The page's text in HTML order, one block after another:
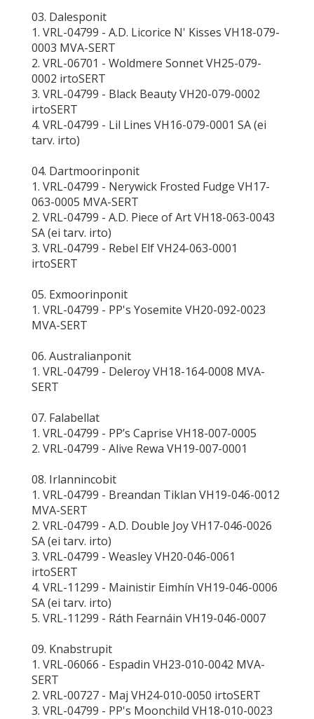
03. Dalesponit
1. VRL-04799 - A.D. Licorice N' Kisses VH18-079-
0003 MVA-SERT
2. VRL-06701 - Woldmere Sonnet VH25-079-
0002 irtoSERT
3. VRL-04799 - Black Beauty VH20-079-0002
irtoSERT
4. VRL-04799 - Lil Lines VH16-079-0001 SA (ei
tarv. irto)
04. Dartmoorinponit
1. VRL-04799 - Nerywick Frosted Fudge VH17-
063-0005 MVA-SERT
2. VRL-04799 - A.D. Piece of Art VH18-063-0043
SA (ei tarv. irto)
3. VRL-04799 - Rebel Elf VH24-063-0001
irtoSERT
05. Exmoorinponit
1. VRL-04799 - PP's Yosemite VH20-092-0023
MVA-SERT
06. Australianponit
1. VRL-04799 - Deleroy VH18-164-0008 MVA-
SERT
07. Falabellat
1. VRL-04799 - PP’s Caprise VH18-007-0005
2. VRL-04799 - Alive Rewa VH19-007-0001
08. Irlannincobit
1. VRL-04799 - Breandan Tiklan VH19-046-0012
MVA-SERT
2. VRL-04799 - A.D. Double Joy VH17-046-0026
SA (ei tarv. irto)
3. VRL-04799 - Weasley VH20-046-0061
irtoSERT
4. VRL-11299 - Mainistir Eimhín VH19-046-0006
SA (ei tarv. irto)
5. VRL-11299 - Ráth Fearnáin VH19-046-0007
09. Knabstrupit
1. VRL-06066 - Espadin VH23-010-0042 MVA-
SERT
2. VRL-00727 - Maj VH24-010-0050 irtoSERT
3. VRL-04799 - PP's Moonchild VH18-010-0023